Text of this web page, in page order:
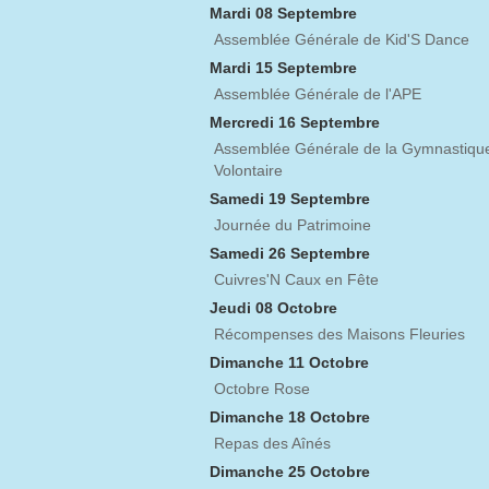
Mardi 08 Septembre
Assemblée Générale de Kid'S Dance
Mardi 15 Septembre
Assemblée Générale de l'APE
Mercredi 16 Septembre
Assemblée Générale de la
Volontaire
Samedi 19 Septembre
Journée du Patrimoine
Samedi 26 Septembre
Cuivres'N Caux en Fête
Jeudi 08 Octobre
Récompenses des Maisons Fleuries
Dimanche 11 Octobre
Octobre Rose
Dimanche 18 Octobre
Repas des Aînés
Dimanche 25 Octobre